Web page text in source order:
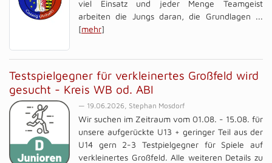
viel Einsatz und jeder Menge Teamgeist
arbeiten die Jungs daran, die Grundlagen ...
[mehr]
Testspielgegner für verkleinertes Großfeld wird
gesucht - Kreis WB od. ABI
— 19.06.2026, Stephan Mosdorf
Wir suchen im Zeitraum vom 01.08. - 15.08. für
unsere aufgerückte U13 + geringer Teil aus der
U14 gern 2-3 Testpielgegner für Spiele auf
verkleinertes Großfeld. Alle weiteren Details zu